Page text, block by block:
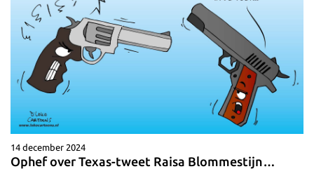
14 december 2024
Ophef over Texas-tweet Raisa Blommestijn…